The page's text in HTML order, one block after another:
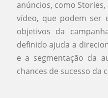
anúncios, como
vídeo, que podem ser
objetivos da
definido ajuda a
e a segmentação da
chances de sucesso da